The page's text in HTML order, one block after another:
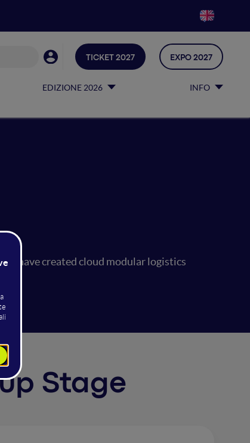
EDIZIONE 2026 INFO
TICKET 2027 EXPO 2027
have created cloud modular logistics
Stage